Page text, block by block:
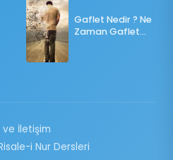
Gaflet Nedir ? Ne
Zaman Gaflet
ve İletişim
i Nur Dersleri